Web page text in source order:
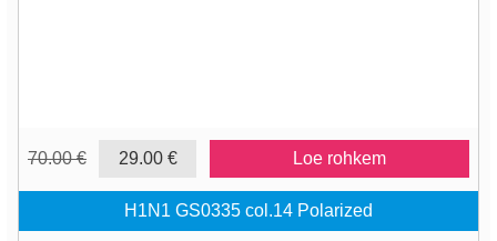
70.00 € 29.00 € Loe rohkem
H1N1 GS0335 col.14 Polarized